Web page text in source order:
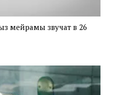
мейрамы звучат в 26